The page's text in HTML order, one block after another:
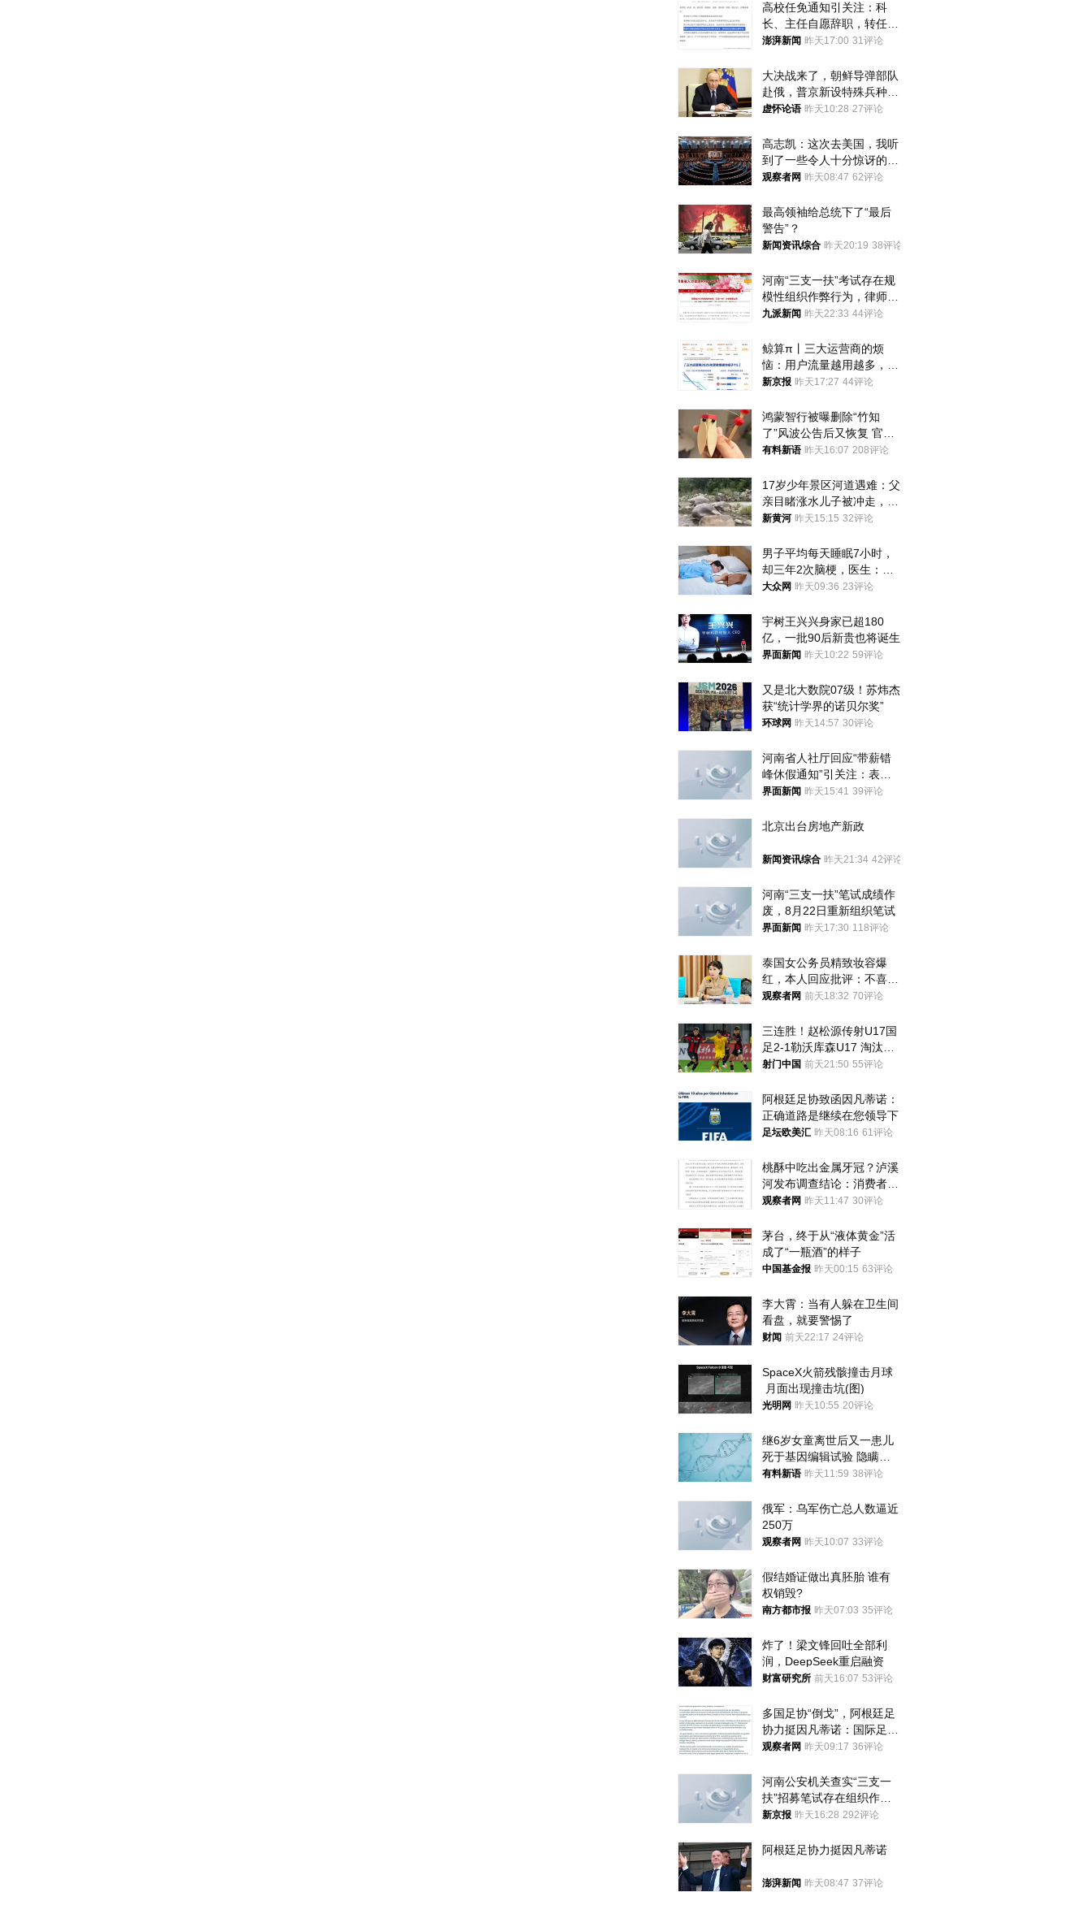
高校任免通知引关注：科
长、主任自愿辞职，转任思
政辅导员
澎湃新闻 昨天17:00 31评论
大决战来了，朝鲜导弹部队
赴俄，普京新设特殊兵种，
76岁老将扛旗
虚怀论语 昨天10:28 27评论
高志凯：这次去美国，我听
到了一些令人十分惊讶的消
息
观察者网 昨天08:47 62评论
最高领袖给总统下了“最后
警告”？
新闻资讯综合 昨天20:19 38评论
河南“三支一扶”考试存在规
模性组织作弊行为，律师：
涉嫌非法获取国家秘密罪等
九派新闻 昨天22:33 44评论
鲸算π丨三大运营商的烦
恼：用户流量越用越多，收
入却越来越少
新京报 昨天17:27 44评论
鸿蒙智行被曝删除“竹知
了”风波公告后又恢复 官媒
曾力挺：劝华为要大度的，
有料新语 昨天16:07 208评论
17岁少年景区河道遇难：父
亲目睹涨水儿子被冲走，当
地排除上游泄洪，家属盼厘
新黄河 昨天15:15 32评论
男子平均每天睡眠7小时，
却三年2次脑梗，医生：这
样睡觉更伤身
大众网 昨天09:36 23评论
宇树王兴兴身家已超180
亿，一批90后新贵也将诞生
界面新闻 昨天10:22 59评论
又是北大数院07级！苏炜杰
获“统计学界的诺贝尔奖”
环球网 昨天14:57 30评论
河南省人社厅回应“带薪错
峰休假通知”引关注：表述
不够准确，待修改后印发
界面新闻 昨天15:41 39评论
北京出台房地产新政
新闻资讯综合 昨天21:34 42评论
河南“三支一扶”笔试成绩作
废，8月22日重新组织笔试
界面新闻 昨天17:30 118评论
泰国女公务员精致妆容爆
红，本人回应批评：不喜欢
就别看
观察者网 前天18:32 70评论
三连胜！赵松源传射U17国
足2-1勒沃库森U17 淘汰赛
将战河床
射门中国 前天21:50 55评论
阿根廷足协致函因凡蒂诺：
正确道路是继续在您领导下
足坛欧美汇 昨天08:16 61评论
桃酥中吃出金属牙冠？泸溪
河发布调查结论：消费者已
澄清，所发视频情况不属实
观察者网 昨天11:47 30评论
茅台，终于从“液体黄金”活
成了“一瓶酒”的样子
中国基金报 昨天00:15 63评论
李大霄：当有人躲在卫生间
看盘，就要警惕了
财闻 前天22:17 24评论
SpaceX火箭残骸撞击月球
月面出现撞击坑(图)
光明网 昨天10:55 20评论
继6岁女童离世后又一患儿
死于基因编辑试验 隐瞒一
年才对外披露
有料新语 昨天11:59 38评论
俄军：乌军伤亡总人数逼近
250万
观察者网 昨天10:07 33评论
假结婚证做出真胚胎 谁有
权销毁?
南方都市报 昨天07:03 35评论
炸了！梁文锋回吐全部利
润，DeepSeek重启融资
财富研究所 前天16:07 53评论
多国足协“倒戈”，阿根廷足
协力挺因凡蒂诺：国际足联
今后应继续在其领导下前行
观察者网 昨天09:17 36评论
河南公安机关查实“三支一
扶”招募笔试存在组织作弊
犯罪行为
新京报 昨天16:28 292评论
阿根廷足协力挺因凡蒂诺
澎湃新闻 昨天08:47 37评论